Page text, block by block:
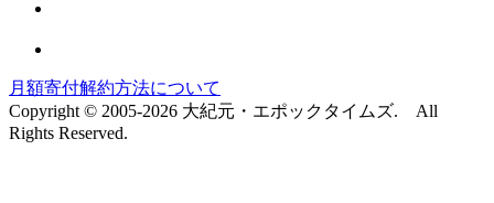
月額寄付解約方法について
Copyright © 2005-2026 大紀元・エポックタイムズ. All
Rights Reserved.